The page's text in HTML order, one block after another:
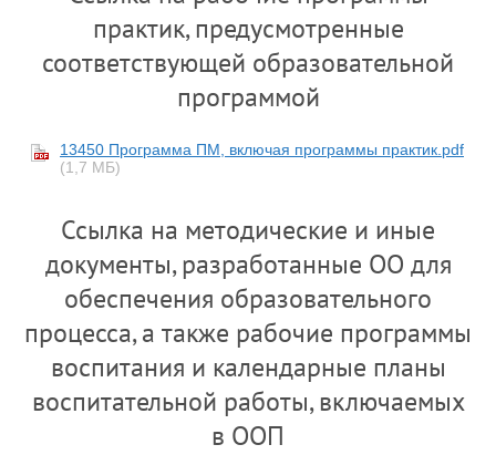
практик, предусмотренные
соответствующей образовательной
программой
13450 Программа ПМ, включая программы практик.pdf
(1,7 МБ)
Ссылка на методические и иные
документы, разработанные ОО для
обеспечения образовательного
процесса, а также рабочие программы
воспитания и календарные планы
воспитательной работы, включаемых
в ООП